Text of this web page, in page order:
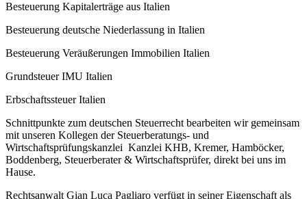
Besteuerung Kapitalerträge aus Italien
Besteuerung deutsche Niederlassung in Italien
Besteuerung Veräußerungen Immobilien Italien
Grundsteuer IMU Italien
Erbschaftssteuer Italien
Schnittpunkte zum deutschen Steuerrecht bearbeiten wir gemeinsam
mit unseren Kollegen der Steuerberatungs- und
Wirtschaftsprüfungskanzlei Kanzlei KHB, Kremer, Hamböcker,
Boddenberg, Steuerberater & Wirtschaftsprüfer, direkt bei uns im
Hause.
Rechtsanwalt Gian Luca Pagliaro verfügt in seiner Eigenschaft als